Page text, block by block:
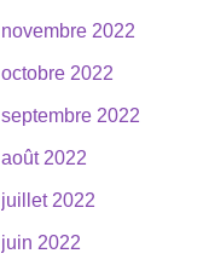
novembre 2022
octobre 2022
septembre 2022
août 2022
juillet 2022
juin 2022